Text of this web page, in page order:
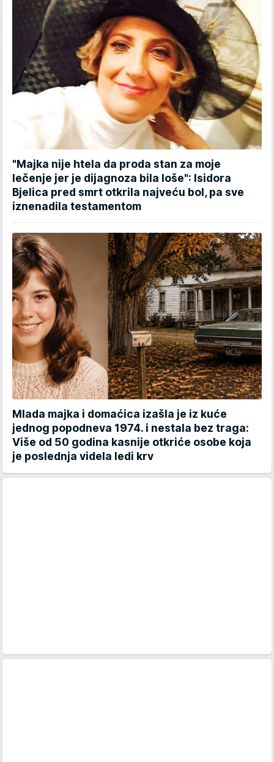
"Majka nije htela da proda stan za moje
lečenje jer je dijagnoza bila loše": Isidora
Bjelica pred smrt otkrila najveću bol, pa sve
iznenadila testamentom
Mlada majka i domaćica izašla je iz kuće
jednog popodneva 1974. i nestala bez traga:
Više od 50 godina kasnije otkriće osobe koja
je poslednja videla ledi krv